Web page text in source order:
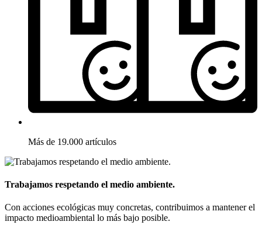
Más de 19.000 artículos
Trabajamos respetando el medio ambiente.
Con acciones ecológicas muy concretas, contribuimos a mantener el
impacto medioambiental lo más bajo posible.